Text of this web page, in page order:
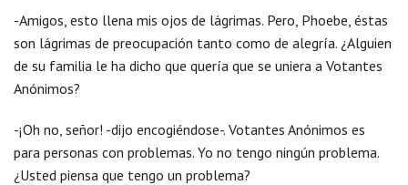
-Amigos, esto llena mis ojos de lágrimas. Pero, Phoebe, éstas
son lágrimas de preocupación tanto como de alegría. ¿Alguien
de su familia le ha dicho que quería que se uniera a Votantes
Anónimos?
-¡Oh no, señor! -dijo encogiéndose-. Votantes Anónimos es
para personas con problemas. Yo no tengo ningún problema.
¿Usted piensa que tengo un problema?